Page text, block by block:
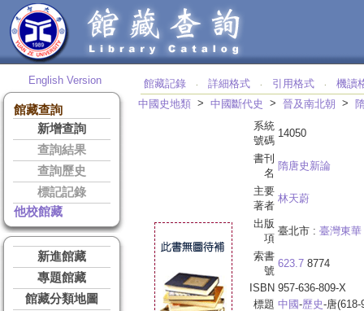
English Version
館藏查詢
新增查詢
查詢結果
查詢歷史
標記記錄
他校館藏
新進館藏
專題館藏
館藏分類地圖
館藏記錄 ‧ 詳細格式 ‧ 引用格式 ‧
機讀
中國史地類 > 中國斷代史 > 晉及南北朝 >
系統
號碼
14050
書刊
名
隋唐史新論
主要
著者
林天蔚
出版
項
臺北市 : 臺灣東華
索書
號
623.7 8774
ISBN 957-636-809-X
標題 中國-歷史-唐(618-